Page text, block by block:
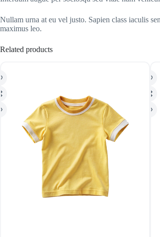
Nullam urna at eu vel justo. Sapien class iaculis
maximus leo.
Related products